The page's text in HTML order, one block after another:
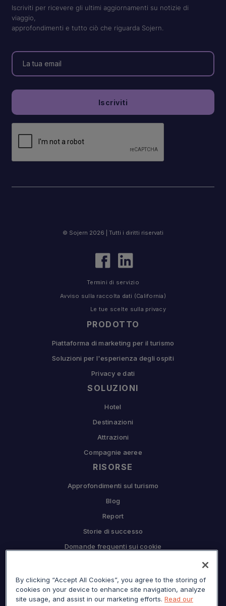
Iscriviti per ricevere gli ultimi aggiornamenti su notizie di
viaggio,
approfondimenti e tutto ciò che riguarda Sojern.
PRODOTTO
Piattaforma di marketing per il turismo
Soluzioni per l'esperienza degli ospiti
Privacy e dati
SOLUZIONI
Hotel
Destinazioni
Attrazioni
Compagnie aeree
RISORSE
Approfondimenti sul turismo
Blog
Report
Storie di successo
Domande frequenti sui cookie
Perché Sojern
© Sojern 2026 | Tutti i diritti riservati
Termini di servizio
Avviso sulla raccolta dati (California)
Le tue scelte sulla privacy
By clicking “Accept All Cookies”, you agree to the storing of
cookies on your device to enhance site navigation, analyze
site usage, and assist in our marketing efforts. Read our